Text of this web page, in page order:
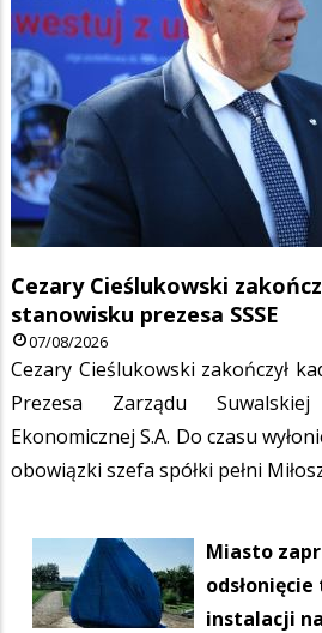
Cezary Cieślukowski
stanowisku prezesa SSSE
07/08/2026
Cezary Cieślukowski zakończył
Prezesa Zarządu
Ekonomicznej S.A. Do czasu
obowiązki szefa spółki pełni
Miasto
instalacji